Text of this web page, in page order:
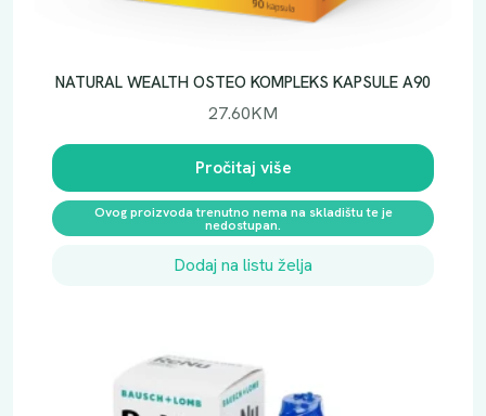
NATURAL WEALTH OSTEO KOMPLEKS KAPSULE A90
27.60KM
Pročitaj više
Ovog proizvoda trenutno nema na skladištu te je
nedostupan.
Dodaj na listu želja